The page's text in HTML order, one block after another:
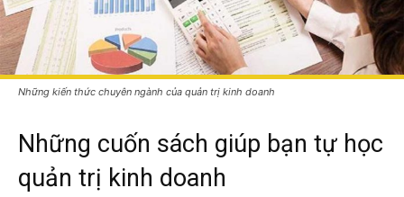
Những kiến thức chuyên ngành của quản trị kinh doanh
Những cuốn sách giúp bạn tự học
quản trị kinh doanh